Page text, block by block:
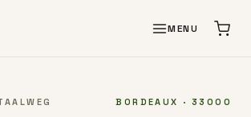
MENU
BORDEAUX · 33000